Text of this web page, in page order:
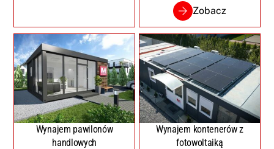
Zobacz
Wynajem pawilonów
handlowych
Wynajem kontenerów z
fotowoltaiką